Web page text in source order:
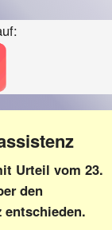
Urteil vom 23.
den